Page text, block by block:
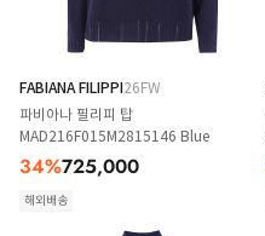
FABIANA FILIPPI26FW
파비아나 필리피 탑
MAD216F015M2815146 Blue
34%725,000
해외배송